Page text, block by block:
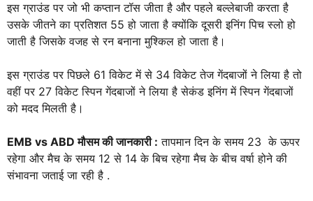
इस ग्राउंड पर जो भी कप्तान टॉस जीता है और पहले बल्लेबाजी करता है
उसके जीतने का प्रतिशत 55 हो जाता है क्योंकि दूसरी इनिंग पिच स्लो हो
जाती है जिसके वजह से रन बनाना मुश्किल हो जाता है।
इस ग्राउंड पर पिछले 61 विकेट में से 34 विकेट तेज गेंदबाजों ने लिया है तो
वहीं पर 27 विकेट स्पिन गेंदबाजों ने लिया है सेकंड इनिंग में स्पिन गेंदबाजों
को मदद मिलती है।
EMB vs ABDमौसम की जानकारी : तापमान दिन के समय 23 के ऊपर
रहेगा और मैच के समय 12 से 14 के बिच रहेगा मैच के बीच वर्षा होने की
संभावना जताई जा रही है .